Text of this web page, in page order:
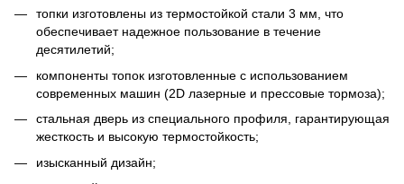
топки изготовлены из термостойкой стали 3 мм, что
обеспечивает надежное пользование в течение
десятилетий;
компоненты топок изготовленные с использованием
современных машин (2D лазерные и прессовые тормоза);
стальная дверь из специального профиля, гарантирующая
жесткость и высокую термостойкость;
изысканный дизайн;